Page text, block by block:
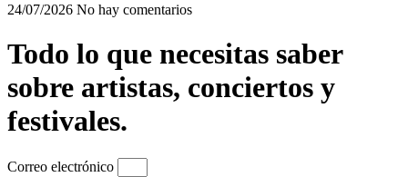
24/07/2026 No hay comentarios
Todo lo que necesitas saber
sobre artistas, conciertos y
festivales.
Correo electrónico